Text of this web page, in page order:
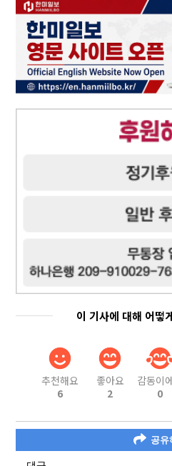
이 기사에 대해 어떻
추천해요
6
좋아요
2
감동이
0
공유